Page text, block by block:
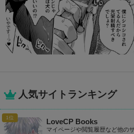
人気サイトランキング
LoveCP Books
マイページや閲覧履歴など他の